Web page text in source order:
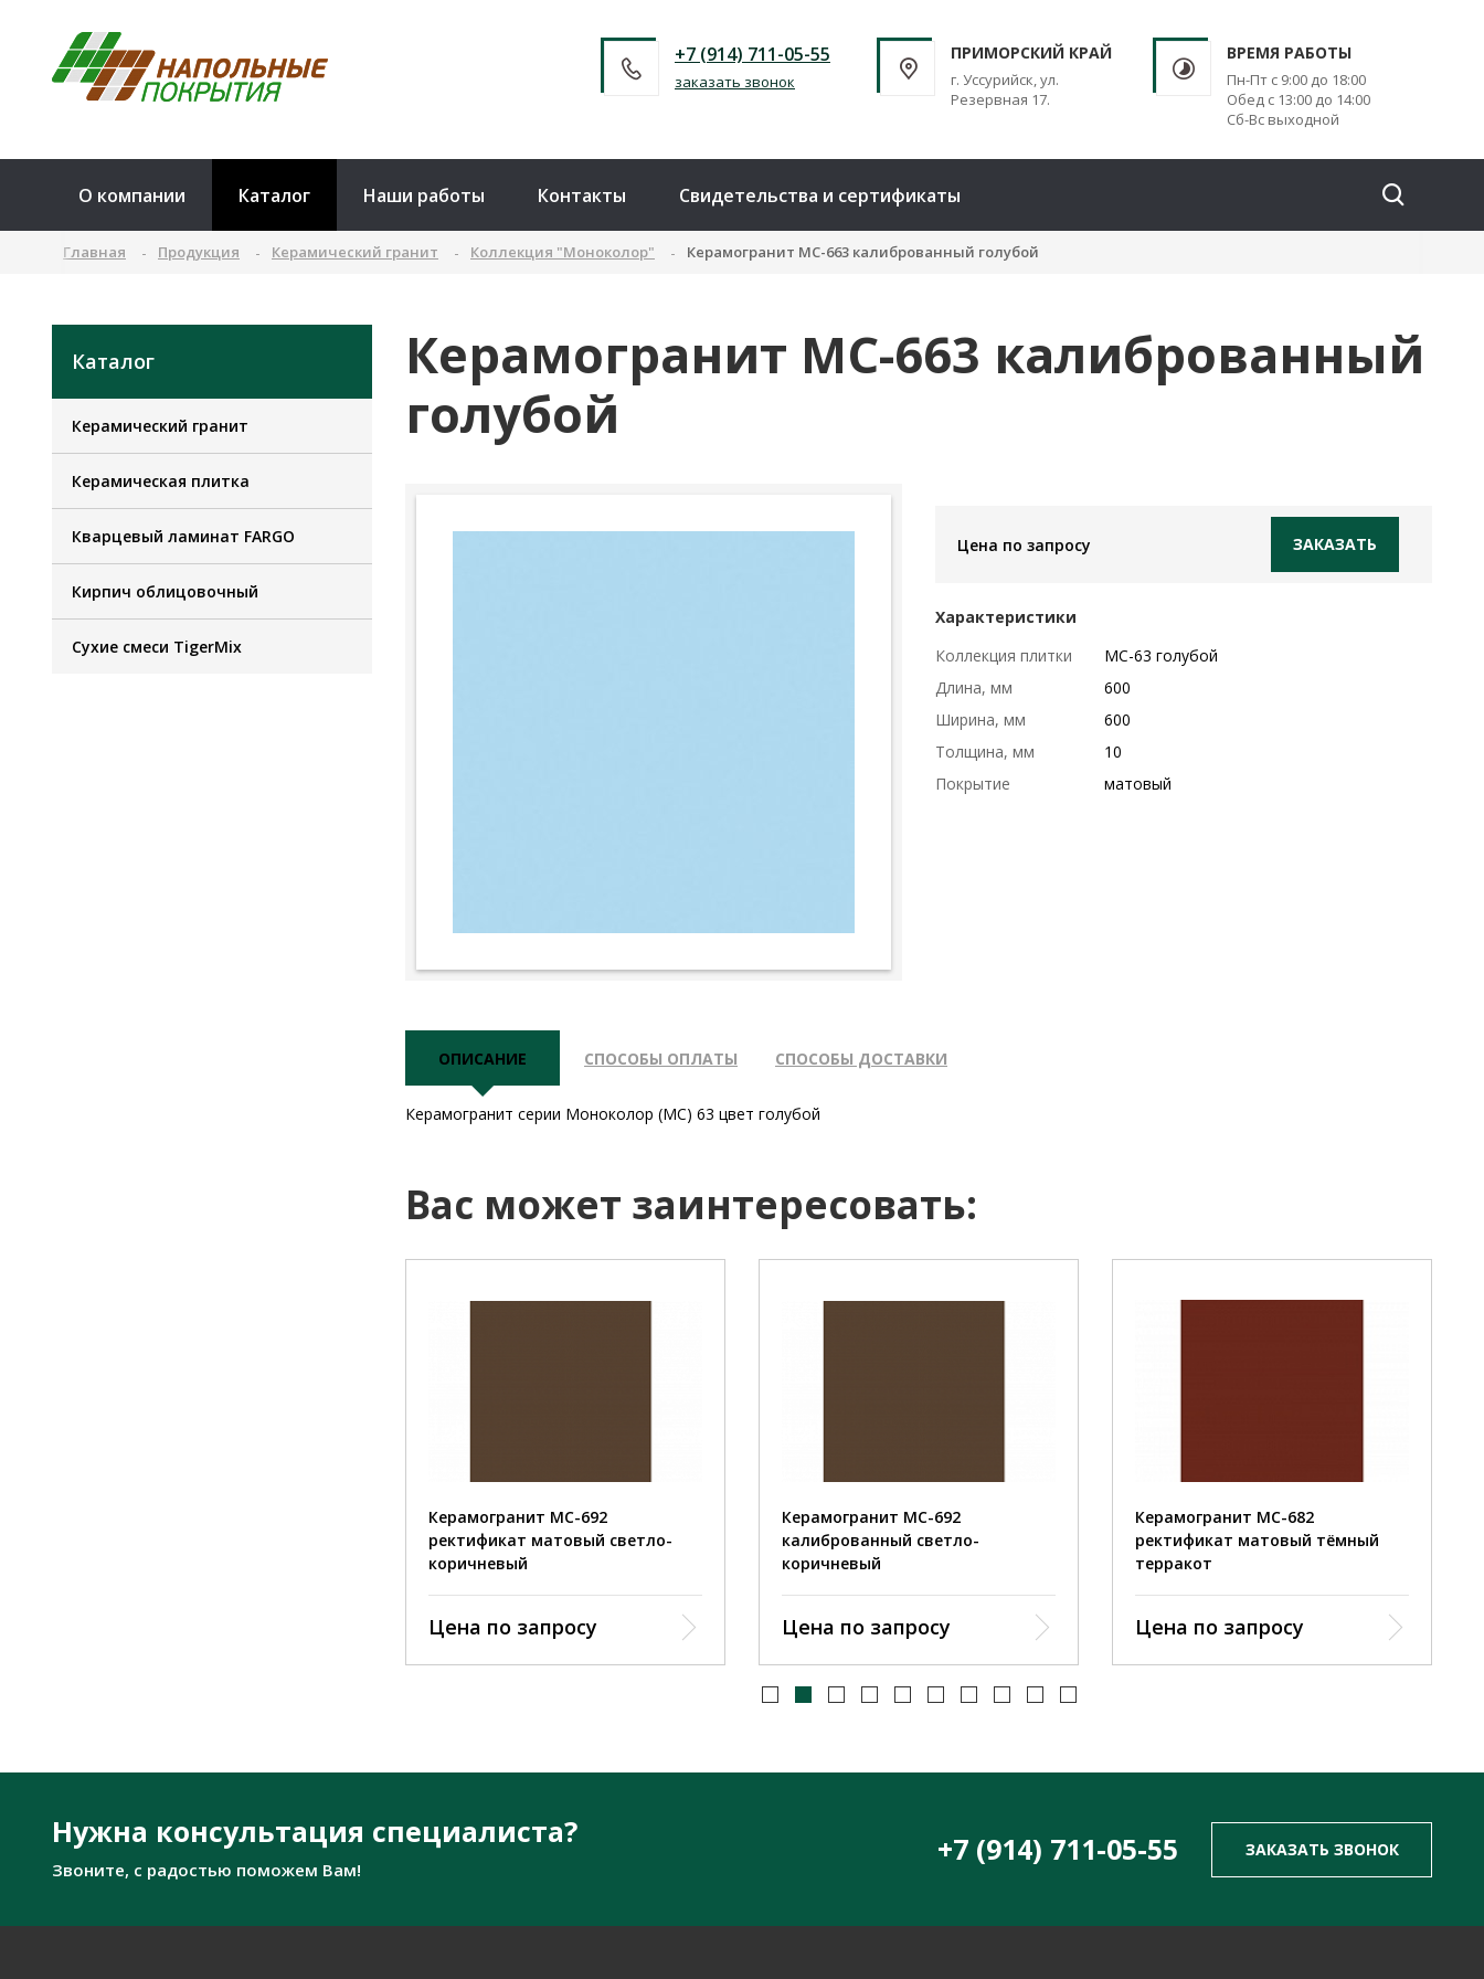
+7 (914) 711-05-55
заказать звонок
ПРИМОРСКИЙ КРАЙ
г. Уссурийск, ул.
Резервная 17.
ВРЕМЯ РАБОТЫ
Пн-Пт с 9:00 до 18:00
Обед с 13:00 до 14:00
Сб-Вс выходной
О компании Каталог Наши работы Контакты Свидетельства и сертификаты
Главная Продукция Керамический гранит Коллекция "Моноколор" Керамогранит MC-663 калиброванный голубой
Каталог
Керамический гранит
Керамическая плитка
Кварцевый ламинат FARGO
Кирпич облицовочный
Сухие смеси TigerMix
Керамогранит MC-663 калиброванный
голубой
Цена по запросу ЗАКАЗАТЬ
Характеристики
Коллекция плитки
МС-63 голубой
Длина, мм
600
Ширина, мм
600
Толщина, мм
10
Покрытие
матовый
ОПИСАНИЕ СПОСОБЫ ОПЛАТЫ СПОСОБЫ ДОСТАВКИ
Керамогранит серии Моноколор (MC) 63 цвет голубой
Вас может заинтересовать:
Керамогранит MC-692
ректификат матовый светло-
коричневый
Цена по запросу
Керамогранит MC-692
калиброванный светло-
коричневый
Цена по запросу
Керамогранит MC-682
ректификат матовый тёмный
терракот
Цена по запросу
Нужна консультация специалиста?
Звоните, с радостью поможем Вам!
+7 (914) 711-05-55 ЗАКАЗАТЬ ЗВОНОК